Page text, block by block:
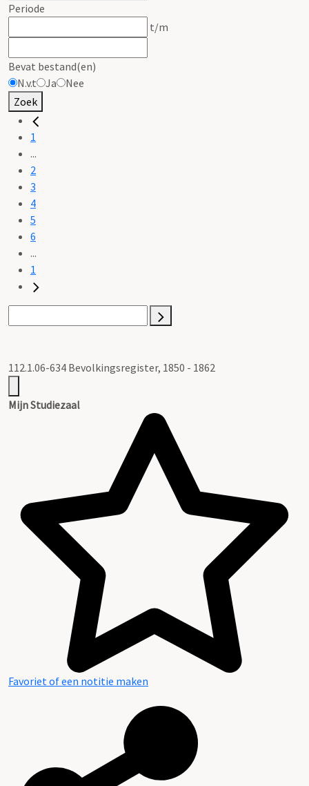
Periode
t/m
Bevat bestand(en)
N.v.t
Ja
Nee
Zoek
1
...
2
3
4
5
6
...
1
112.1.06-634 Bevolkingsregister, 1850 - 1862
Mijn Studiezaal
Favoriet of een notitie maken